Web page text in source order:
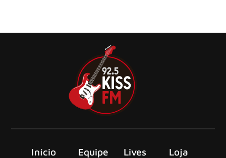
Início Equipe Lives Loja